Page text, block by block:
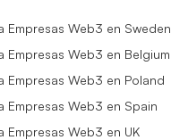
Empresas Web3 en Sweden
Empresas Web3 en Belgium
Empresas Web3 en Poland
Empresas Web3 en Spain
Web3 en UK